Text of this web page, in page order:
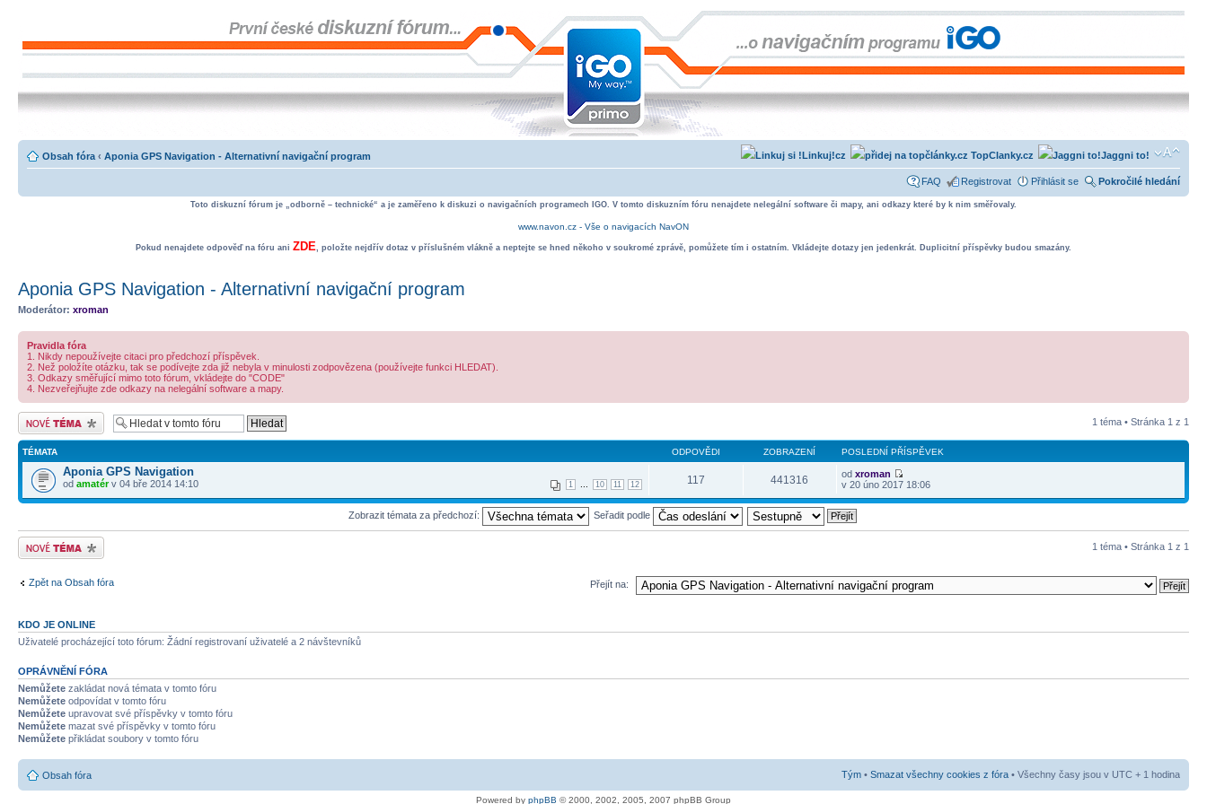
Obsah fóra ‹ Aponia GPS Navigation - Alternativní navigační program Jaggni to!
TopClanky.cz
Linkuj!cz
FAQ Registrovat Přihlásit se Pokročilé hledání
Toto diskuzní fórum je „odborně – technické“ a je zaměřeno k diskuzi o navigačních programech IGO. V tomto diskuzním fóru nenajdete nelegální software či mapy, ani odkazy které by k nim směřovaly.
www.navon.cz - Vše o navigacích NavON
Pokud nenajdete odpověď na fóru ani ZDE, položte nejdřív dotaz v příslušném vlákně a neptejte se hned někoho v soukromé zprávě, pomůžete tím i ostatním. Vkládejte dotazy jen jedenkrát. Duplicitní příspěvky budou smazány.
Aponia GPS Navigation - Alternativní navigační program
Moderátor: xroman
Pravidla fóra
1. Nikdy nepoužívejte citaci pro předchozí příspěvek.
2. Než položíte otázku, tak se podívejte zda již nebyla v minulosti zodpovězena (používejte funkci HLEDAT).
3. Odkazy směřující mimo toto fórum, vkládejte do "CODE"
4. Nezveřejňujte zde odkazy na nelegální software a mapy.
Odeslat nové téma 1 téma • Stránka 1 z 1
TÉMATA ODPOVĚDI ZOBRAZENÍ POSLEDNÍ PŘÍSPĚVEK
Aponia GPS Navigation
1 10 11 12
od amatérv 04 bře 2014 14:10 117 441316 odxroman
v 20 úno 2017 18:06
Zobrazit témata za předchozí: Seřadit podle
Odeslat nové téma 1 téma • Stránka 1 z 1
Zpět na Obsah fóra Přejít na:
KDO JE ONLINE
Uživatelé procházející toto fórum: Žádní registrovaní uživatelé a 2 návštevníků
OPRÁVNĚNÍ FÓRA
Nemůžete zakládat nová témata v tomto fóru
Nemůžete odpovídat v tomto fóru
Nemůžete upravovat své příspěvky v tomto fóru
Nemůžete mazat své příspěvky v tomto fóru
Nemůžete přikládat soubory v tomto fóru
Obsah fóra Tým • Smazat všechny cookies z fóra • Všechny časy jsou v UTC + 1 hodina
Powered by phpBB © 2000, 2002, 2005, 2007 phpBB Group